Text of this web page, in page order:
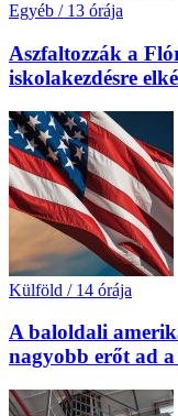
Egyéb / 13 órája
Aszfaltozzák a
iskolakezdésre
Külföld / 14 órája
A baloldali
nagyobb erőt ad